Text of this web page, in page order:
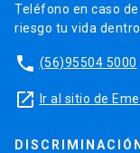
Teléfono en caso
riesgo tu vida
phone (56)95504 5000
launch Ir al sitio de